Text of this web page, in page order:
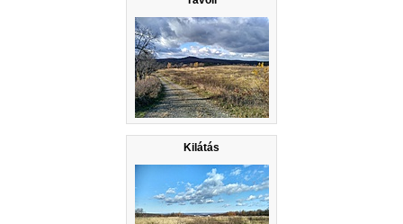
Kilátás